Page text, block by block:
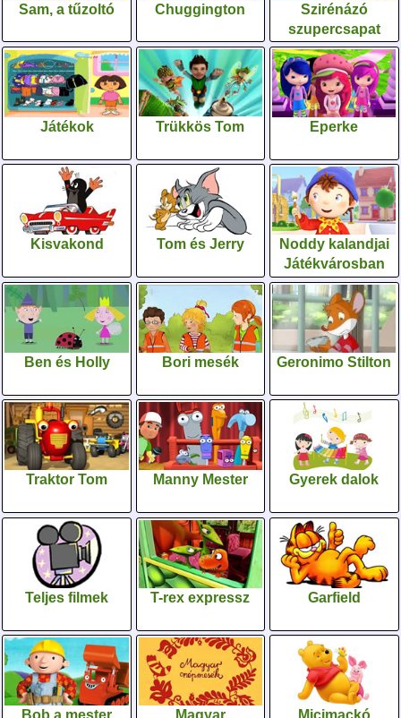
Sam, a tűzoltó Chuggington
Szirénázó
szupercsapat
Játékok Trükkös Tom Eperke
Kisvakond Tom és Jerry
Noddy kalandjai
Játékvárosban
Ben és Holly Bori mesék Geronimo Stilton
Traktor Tom Manny Mester Gyerek dalok
Teljes filmek T-rex expressz Garfield